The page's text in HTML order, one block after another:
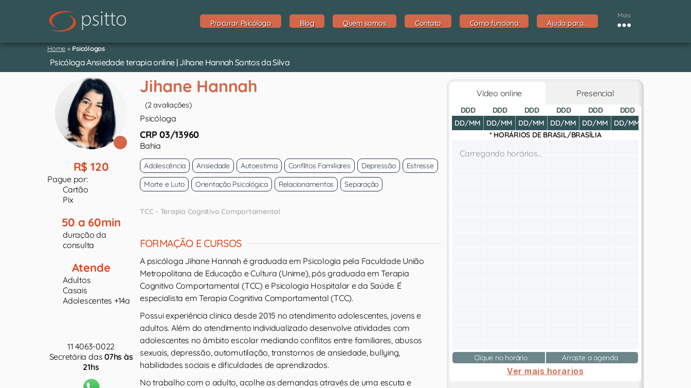
Procurar Psicólogo Blog Quem somos Contato Como funciona Ajuda para…
Mais
Home » Psicólogos
Psicóloga Ansiedade terapia online | Jihane Hannah Santos da Silva
R$ 120
Pague por:
Cartão
Pix
50 a 60min
duração da
consulta
Atende
Adultos
Casais
Adolescentes +14a
11 4063-0022
Secretária das07hs às
21hs
Jihane Hannah
(2 avaliações)
Psicóloga
CRP 03/13960
Bahia
Adolescência Ansiedade Autoestima Conflitos Familiares Depressão
Estresse
Morte e Luto
Orientação Psicológica Relacionamentos Separação
TCC - Terapia Cognitivo Comportamental
FORMAÇÃO E CURSOS
A psicóloga Jihane Hannah é graduada em Psicologia pela Faculdade União
Metropolitana de Educação e Cultura (Unime), pós graduada em Terapia
Cognitivo Comportamental (TCC) e Psicologia Hospitalar e da Saúde. É
especialista em Terapia Cognitiva Comportamental (TCC).
Possui experiência clinica desde 2015 no atendimento adolescentes, jovens e
adultos. Além do atendimento individualizado desenvolve atividades com
adolescentes no âmbito escolar mediando conflitos entre familiares, abusos
sexuais, depressão, automutilação, transtornos de ansiedade, bullying,
habilidades sociais e dificuldades de aprendizados.
No trabalho com o adulto, acolhe as demandas através de uma escuta e
Vídeo online Presencial
DDD
DD/MM
DDD
DD/MM
DDD
DD/MM
DDD
DD/MM
DDD
DD/MM
DDD
DD/MM
* HORÁRIOS DE BRASIL/BRASÍLIA
Carregando horários...
Clique no horário Arraste a agenda
Ver mais horarios